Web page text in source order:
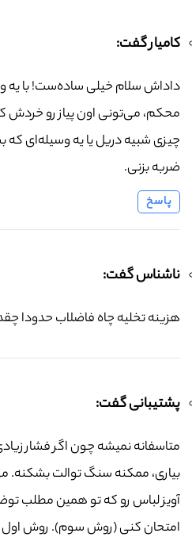
کامیار گفت:
داداش سلام خیلی ساده‌ست! با یه
محکم، می‌تونی اون پیاز رو خردش
چیزی شبیه دریل یا یه وسیله‌ای
ضربه بزنی.
پاسخ
ناشناس گفت:
هزینه تخلیه چاه فاضلاب حدودا
پشتیبانی گفت:
متاسفانه نمیشه چون اگر فشار
بیاری، ممکنه سنگ توالت
آویز لباس رو که تو همین مطلب
امتحان کنی (روش سوم). روش اول